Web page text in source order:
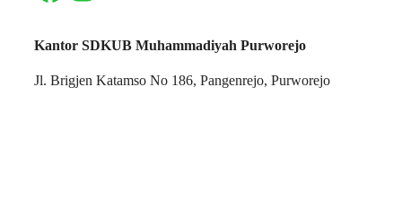
Kantor SDKUB Muhammadiyah Purworejo
Jl. Brigjen Katamso No 186, Pangenrejo, Purworejo